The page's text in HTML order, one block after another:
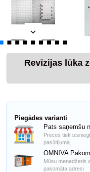
Revīzijas lūka
Piegādes varianti
Pats saņemšu
Preces tiek
pasūtījuma.
OMNIVA
Mūsu menedžeris
pakomāta adresi